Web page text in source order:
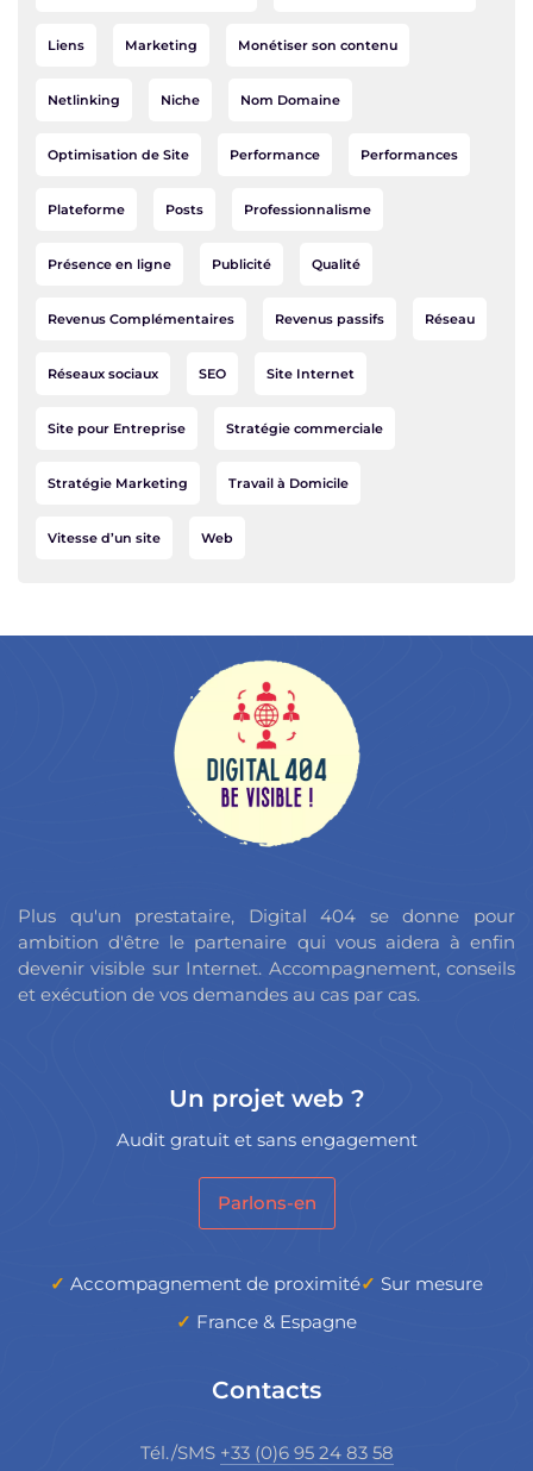
Liens Marketing Monétiser son contenu
Netlinking Niche Nom Domaine
Optimisation de Site Performance Performances
Plateforme Posts Professionnalisme
Présence en ligne Publicité Qualité
Revenus Complémentaires Revenus passifs Réseau
Réseaux sociaux SEO Site Internet
Site pour Entreprise Stratégie commerciale
Stratégie Marketing Travail à Domicile
Vitesse d’un site Web
Plus qu'un prestataire, Digital 404 se donne pour
ambition d'être le partenaire qui vous aidera à enfin
devenir visible sur Internet. Accompagnement, conseils
et exécution de vos demandes au cas par cas.
Un projet web ?
Audit gratuit et sans engagement
Parlons-en
Accompagnement de proximité
Sur mesure
France & Espagne
Contacts
Tél./SMS +33 (0)6 95 24 83 58